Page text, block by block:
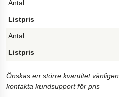
Önskas en större kvantitet vänligen
kontakta kundsupport för pris